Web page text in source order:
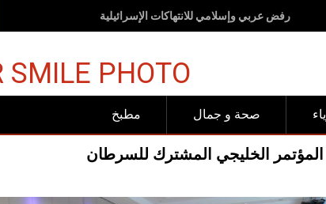
إنتاج القمح في مصر خلال موسم 2026، يتجاوز 10 ملايين طن
SMILE PHOTO
مطبخ صحة و جمال
الخليجي المشترك للسرطان